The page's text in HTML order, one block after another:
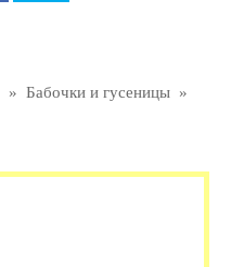
» Бабочки и гусеницы »